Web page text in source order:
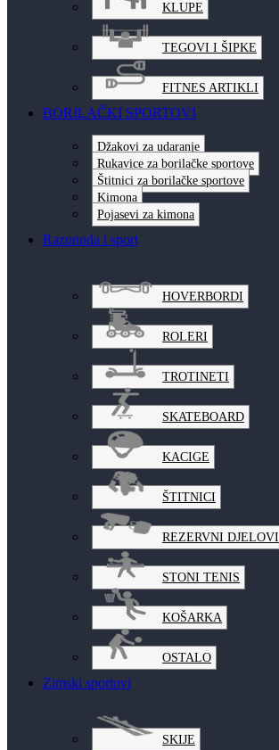
KLUPE
TEGOVI I ŠIPKE
FITNES ARTIKLI
BORILAČKI SPORTOVI
Džakovi za udaranje
Rukavice za borilačke sportove
Štitnici za borilačke sportove
Kimona
Pojasevi za kimona
Razonoda i sport
HOVERBORDI
ROLERI
TROTINETI
SKATEBOARD
KACIGE
ŠTITNICI
REZERVNI DJELOVI
STONI TENIS
KOŠARKA
OSTALO
Zimski sportovi
SKIJE